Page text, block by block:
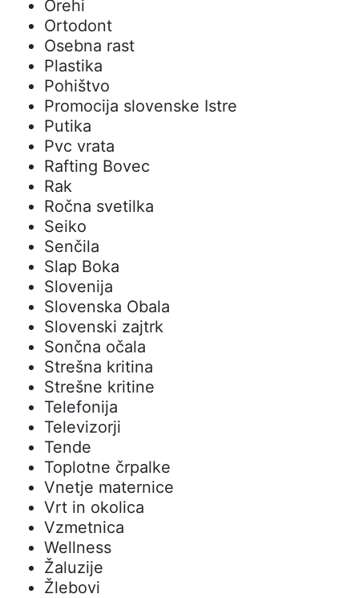
Orehi
Ortodont
Osebna rast
Plastika
Pohištvo
Promocija slovenske Istre
Putika
Pvc vrata
Rafting Bovec
Rak
Ročna svetilka
Seiko
Senčila
Slap Boka
Slovenija
Slovenska Obala
Slovenski zajtrk
Sončna očala
Strešna kritina
Strešne kritine
Telefonija
Televizorji
Tende
Toplotne črpalke
Vnetje maternice
Vrt in okolica
Vzmetnica
Wellness
Žaluzije
Žlebovi